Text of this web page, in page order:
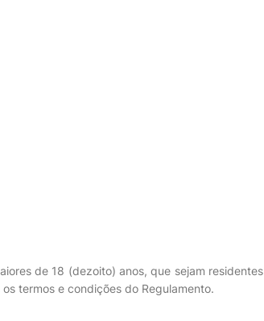
de 18 (dezoito) anos, que sejam residentes
termos e condições do Regulamento.